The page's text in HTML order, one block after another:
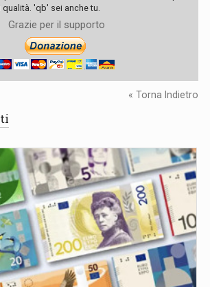
'qb' sei anche tu.
Grazie per il supporto
« Torna Indietro